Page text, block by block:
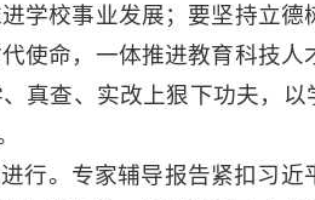
学校事业发展；要坚持立
使命，一体推进教育科技
真查、实改上狠下功夫，
行。专家辅导报告紧扣习